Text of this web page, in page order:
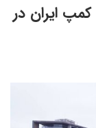
کمپ‌ ایران در